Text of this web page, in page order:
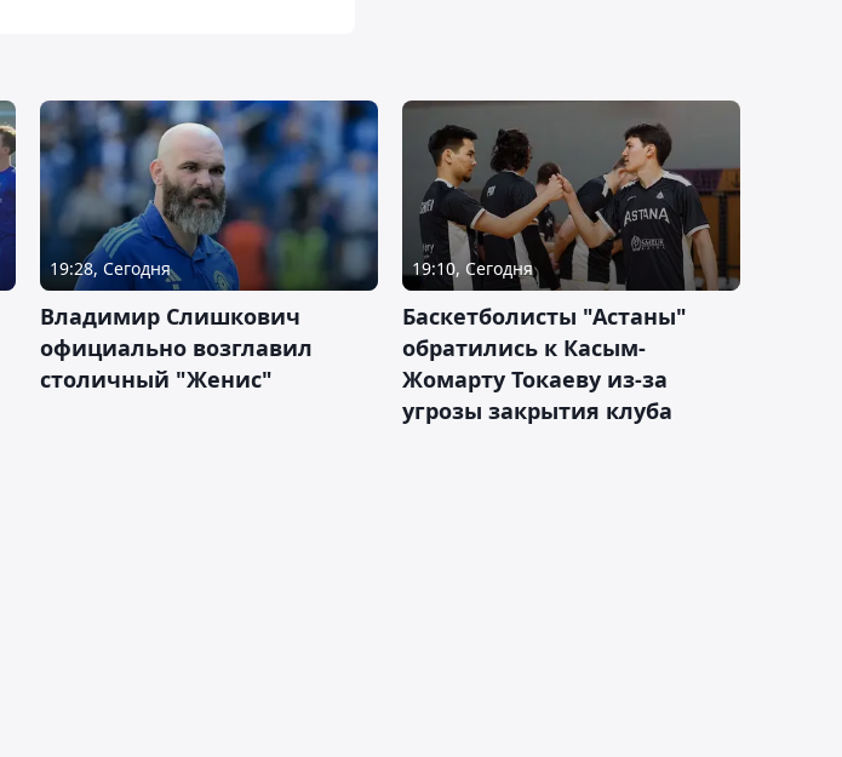
19:28, Сегодня
Владимир Слишкович
официально возглавил
столичный "Женис"
19:10, Сегодня
Баскетболисты "Астаны"
обратились к Касым-
Жомарту Токаеву из-за
угрозы закрытия клуба